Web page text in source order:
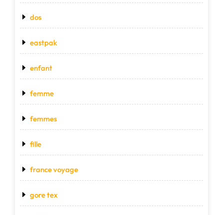
dos
eastpak
enfant
femme
femmes
fille
france voyage
gore tex